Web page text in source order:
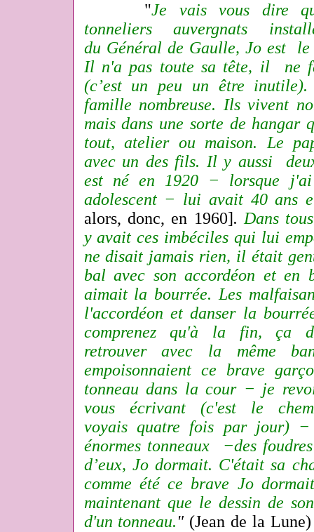
"Je vais vous dire
tonneliers auvergnats
du Général de Gaulle, Jo est
Il n'a pas toute sa tête, il ne
(c’est un peu un être
famille nombreuse. Ils vivent
mais dans une sorte de hangar
tout, atelier ou maison. Le
avec un des fils. Il y aussi
est né en 1920 − lorsque
adolescent − lui avait 40 ans
alors, donc, en 1960]. Dans
y avait ces imbéciles qui lui
ne disait jamais rien, il était
bal avec son accordéon et
aimait la bourrée. Les
l'accordéon et danser la
comprenez qu'à la fin, ça
retrouver avec la même
empoisonnaient ce brave
tonneau dans la cour − je
vous écrivant (c'est le
voyais quatre fois par jour)
énormes tonneaux −des
d’eux, Jo dormait. C'était sa
comme été ce brave Jo
maintenant que le dessin de
d'un tonneau." (Jean de la